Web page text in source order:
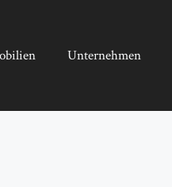
Unternehmen